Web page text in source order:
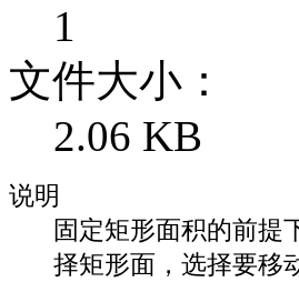
1
文件大小：
2.06 KB
说明
固定矩形面积的前提
择矩形面，选择要移